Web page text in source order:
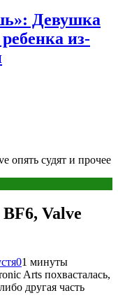
Девушка
из-
опять судят и прочее
Valve
01 минуты
Arts похвасталась,
другая часть